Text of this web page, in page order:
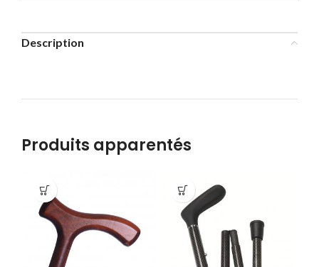
Description
Produits apparentés